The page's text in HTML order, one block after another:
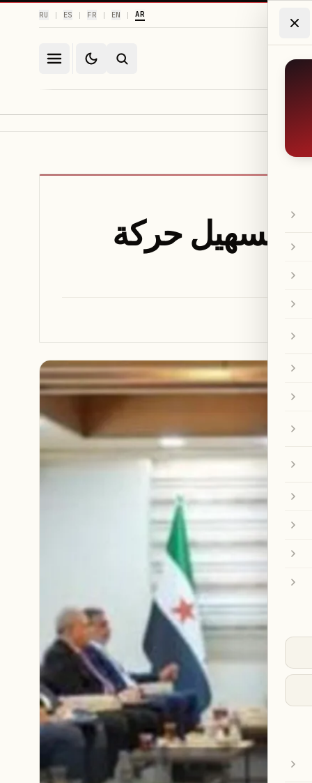
AR
|
EN
|
FR
|
ES
|
RU
وتسهيل حركة